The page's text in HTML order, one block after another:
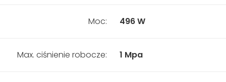
Moc: 496 W
Max. ciśnienie robocze: 1 Mpa